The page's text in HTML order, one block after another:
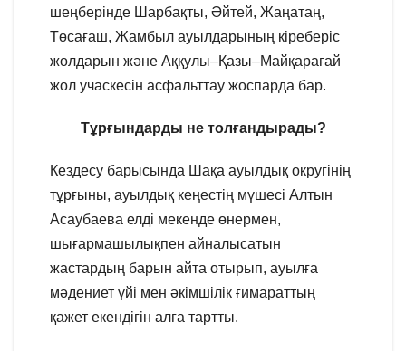
шеңберінде Шарбақты, Әйтей, Жаңатаң,
Төсағаш, Жамбыл ауылдарының кіреберіс
жолдарын және Аққулы–Қазы–Майқарағай
жол учаскесін асфальттау жоспарда бар.
Тұрғындарды не толғандырады?
Кездесу барысында Шақа ауылдық округінің
тұрғыны, ауылдық кеңестің мүшесі Алтын
Асаубаева елді мекенде өнермен,
шығармашылықпен айналысатын
жастардың барын айта отырып, ауылға
мәдениет үйі мен әкімшілік ғимараттың
қажет екендігін алға тартты.